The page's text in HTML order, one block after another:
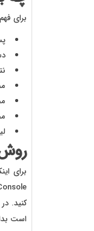
برای
برای
است